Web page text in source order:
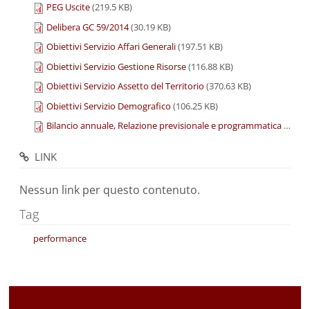
PEG Uscite(219.5 KB)
Delibera GC 59/2014(30.19 KB)
Obiettivi Servizio Affari Generali(197.51 KB)
Obiettivi Servizio Gestione Risorse(116.88 KB)
Obiettivi Servizio Assetto del Territorio (370.63 KB)
Obiettivi Servizio Demografico (106.25 KB)
Bilancio annuale, Relazione previsionale e programmatica e Bilancio pluriennale approvati con Delibera C. C. n. 22/2014
LINK
Nessun link per questo contenuto.
Tag
performance